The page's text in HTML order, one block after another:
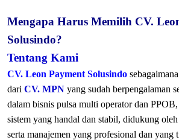
Mengapa Harus Memilih CV.
Solusindo?
Tentang Kami
CV. Leon Payment Solusindo
dari CV. MPN yang sudah berpengalaman
dalam bisnis pulsa multi operator dan
sistem yang handal dan stabil, didukung
serta manajemen yang profesional dan yang